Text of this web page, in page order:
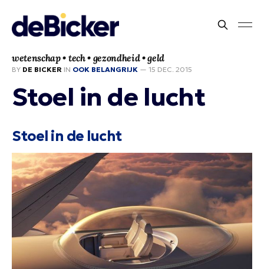
wetenschap • tech • gezondheid • geld
BY DE BICKER IN OOK BELANGRIJK — 15 DEC. 2015
Stoel in de lucht
Stoel in de lucht